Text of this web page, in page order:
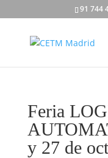
91 744
Feria
y 27 de